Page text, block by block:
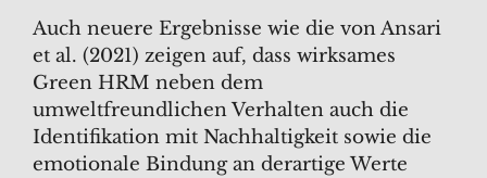
Auch neuere Ergebnisse wie die von Ansari
et al. (2021) zeigen auf, dass wirksames
Green HRM neben dem
umweltfreundlichen Verhalten auch die
Identifikation mit Nachhaltigkeit sowie die
emotionale Bindung an derartige Werte